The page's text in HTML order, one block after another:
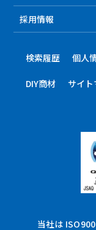
採用情報
検索履歴 個人
DIY商材 サイ
当社は